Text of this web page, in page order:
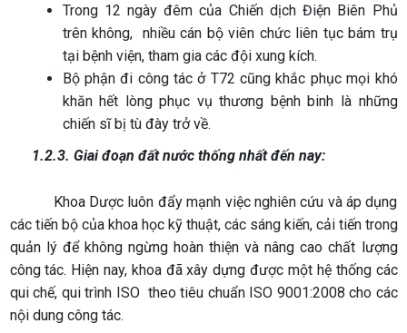
Trong 12 ngày đêm của Chiến dịch Điện Biên Phủ
trên không, nhiều cán bộ viên chức liên tục bám trụ
tại bệnh viện, tham gia các đội xung kích.
Bộ phận đi công tác ở T72 cũng khắc phục mọi khó
khăn hết lòng phục vụ thương bệnh binh là những
chiến sĩ bị tù đày trở về.
1.2.3. Giai đoạn đất nước thống nhất đến nay:
Khoa Dược luôn đẩy mạnh việc nghiên cứu và áp dụng
các tiến bộ của khoa học kỹ thuật, các sáng kiến, cải tiến trong
quản lý để không ngừng hoàn thiện và nâng cao chất lượng
công tác. Hiện nay, khoa đã xây dựng được một hệ thống các
qui chế, qui trình ISO theo tiêu chuẩn ISO 9001:2008 cho các
nội dung công tác.